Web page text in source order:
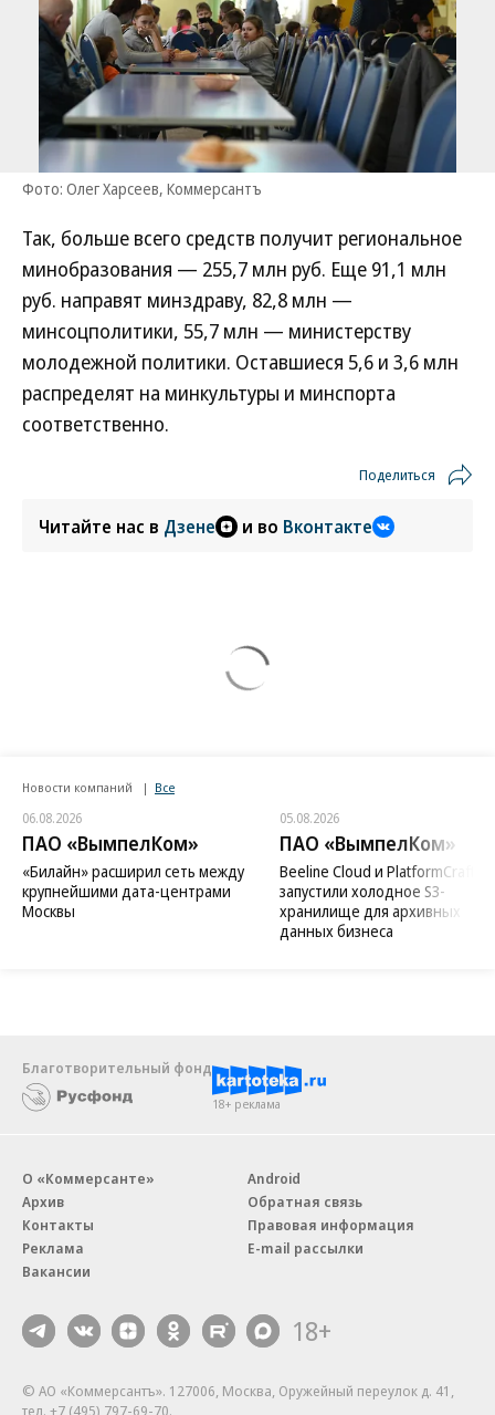
Фото: Олег Харсеев, Коммерсантъ
Так, больше всего средств получит региональное
минобразования — 255,7 млн руб. Еще 91,1 млн
руб. направят минздраву, 82,8 млн —
минсоцполитики, 55,7 млн — министерству
молодежной политики. Оставшиеся 5,6 и 3,6 млн
распределят на минкультуры и минспорта
соответственно.
Поделиться
Читайте нас в Дзене и во Вконтакте
Новости компаний Все
06.08.2026
ПАО «ВымпелКом»
«Билайн» расширил сеть между
крупнейшими дата-центрами
Москвы
05.08.2026
ПАО «ВымпелКом»
Beeline Cloud и PlatformCraft
запустили холодное S3-
хранилище для архивных
данных бизнеса
Благотворительный фонд
18+ реклама
О «Коммерсанте»
Архив
Контакты
Реклама
Вакансии
Android
Обратная связь
Правовая информация
E-mail рассылки
18+
© АО «Коммерсантъ». 127006, Москва, Оружейный переулок д. 41,
тел. +7 (495) 797-69-70.